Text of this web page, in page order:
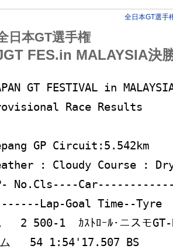
全日本GT選手
日本GT選手権
FES.in MALAYSIA決
GT FESTIVAL in
Race Results
GP Circuit:5.542km
: Cloudy Course :
Lap-Goal Time--Tyre
ム   54 1:54'17.507 BS